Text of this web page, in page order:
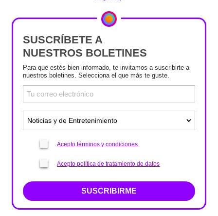
SUSCRÍBETE A
NUESTROS BOLETINES
Para que estés bien informado, te invitamos a suscribirte a
nuestros boletines. Selecciona el que más te guste.
Acepto términos y condiciones
Acepto política de tratamiento de datos
SUSCRIBIRME